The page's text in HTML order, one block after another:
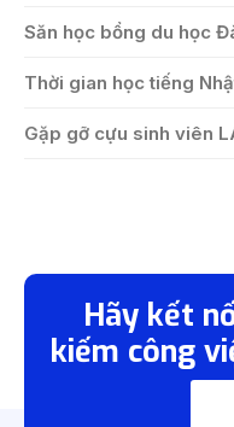
Săn học bổng du học
Thời gian học tiếng
Gặp gỡ cựu sinh viên
Hãy kết
kiếm công